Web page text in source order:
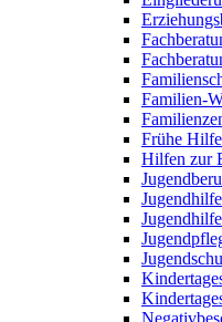
Familien-
Frühe
Hilfen zur